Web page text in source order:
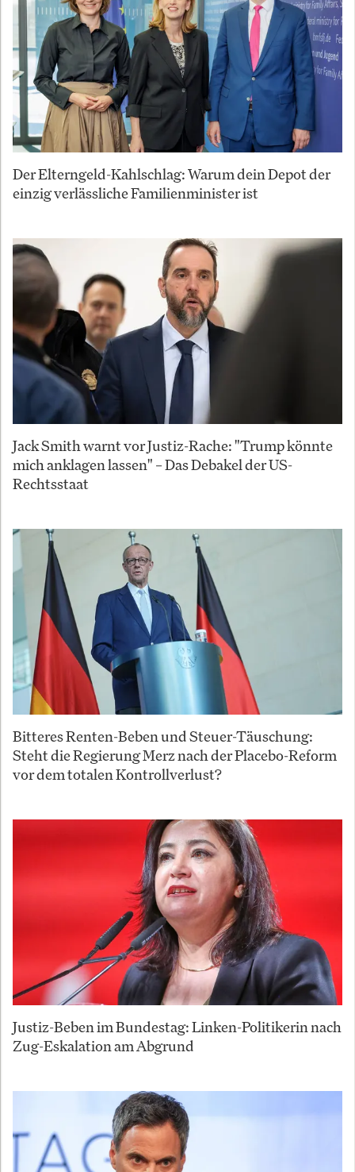
Der Elterngeld-Kahlschlag: Warum dein Depot der
einzig verlässliche Familienminister ist
Jack Smith warnt vor Justiz-Rache: "Trump könnte
mich anklagen lassen" – Das Debakel der US-
Rechtsstaat
Bitteres Renten-Beben und Steuer-Täuschung:
Steht die Regierung Merz nach der Placebo-Reform
vor dem totalen Kontrollverlust?
Justiz-Beben im Bundestag: Linken-Politikerin nach
Zug-Eskalation am Abgrund